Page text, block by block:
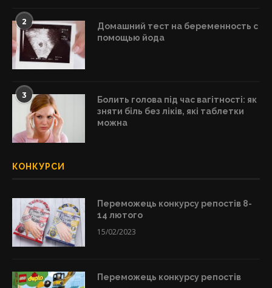
2
Домашний тест на беременность с
помощью йода
3
Болить голова під час вагітності: як
зняти біль без ліків, які таблетки
можна
КОНКУРСИ
Переможець конкурсу репостів 8-
14 лютого
15/02/2023
Переможець конкурсу репостів